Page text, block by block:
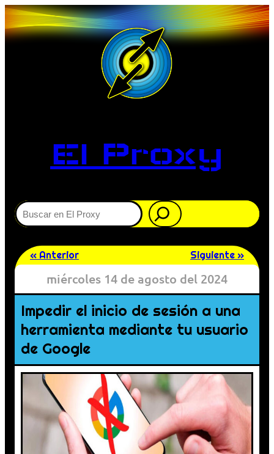
El Proxy
Buscar
« Anterior Siguiente »
miércoles 14 de agosto del 2024
Impedir el inicio de sesión a una
herramienta mediante tu usuario
de Google